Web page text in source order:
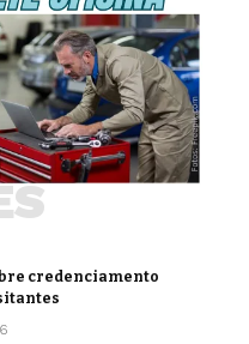
credenciamento